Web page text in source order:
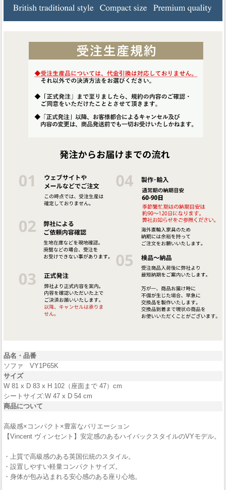
品名・品番
ソファ VY1P65K
サイズ
W 81 x D 83 x H 102（座面まで 47）cm
シートサイズ:W 47 x D 54 cm
商品について
高級感×コンパクト×豊富なバリエーション
【Vincent ヴィンセント】安定感のあるハイバックスタイルのVYモデル。
・上質で高級感のある英国伝統のスタイル。
・設置しやすい軽量コンパクトサイズ。
・身体が包み込まれる安心感のある座り心地。